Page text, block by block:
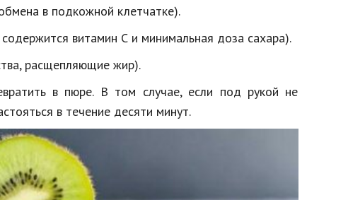
в подкожной клетчатке).
витамин С и минимальная доза сахара).
расщепляющие жир).
в пюре. В том случае, если под рукой не
в течение десяти минут.